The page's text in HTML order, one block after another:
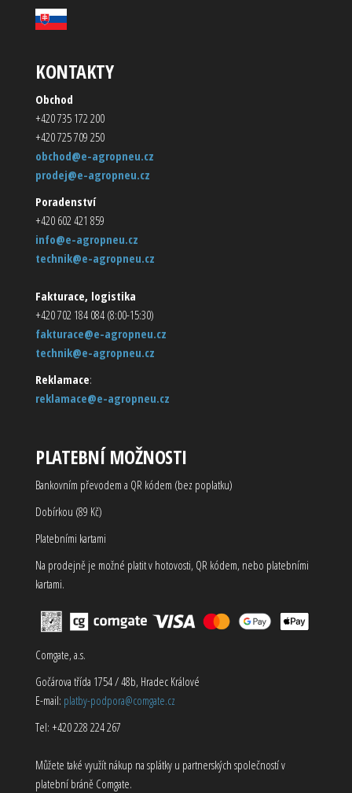
KONTAKTY
Obchod
+420 735 172 200
+420 725 709 250
obchod@e-agropneu.cz
prodej@e-agropneu.cz
Poradenství
+420 602 421 859
info@e-agropneu.cz
technik@e-agropneu.cz
Fakturace, logistika
+420 702 184 084 (8:00-15:30)
fakturace@e-agropneu.cz
technik@e-agropneu.cz
Reklamace:
reklamace@e-agropneu.cz
PLATEBNÍ MOŽNOSTI
Bankovním převodem a QR kódem (bez poplatku)
Dobírkou (89 Kč)
Platebními kartami
Na prodejně je možné platit v hotovosti, QR kódem, nebo platebními
kartami.
Comgate, a.s.
Gočárova třída 1754 / 48b, Hradec Králové
E-mail: platby-podpora@comgate.cz
Tel: +420 228 224 267
Můžete také využít nákup na splátky u partnerských společností v
platební bráně Comgate.